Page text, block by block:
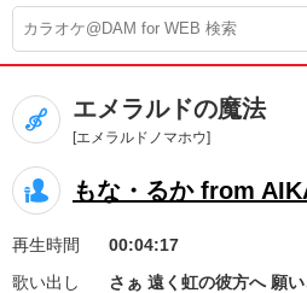
DAM★とも録音
カラオケ＠DAM
ユーザー検索
キャンペーン
お知らせ よくあるご質問
エメラルドの魔法
[エメラルドノマホウ]
もな・るか from
再生時間
00:04:17
歌い出し
さぁ 遠く虹の彼方へ 願